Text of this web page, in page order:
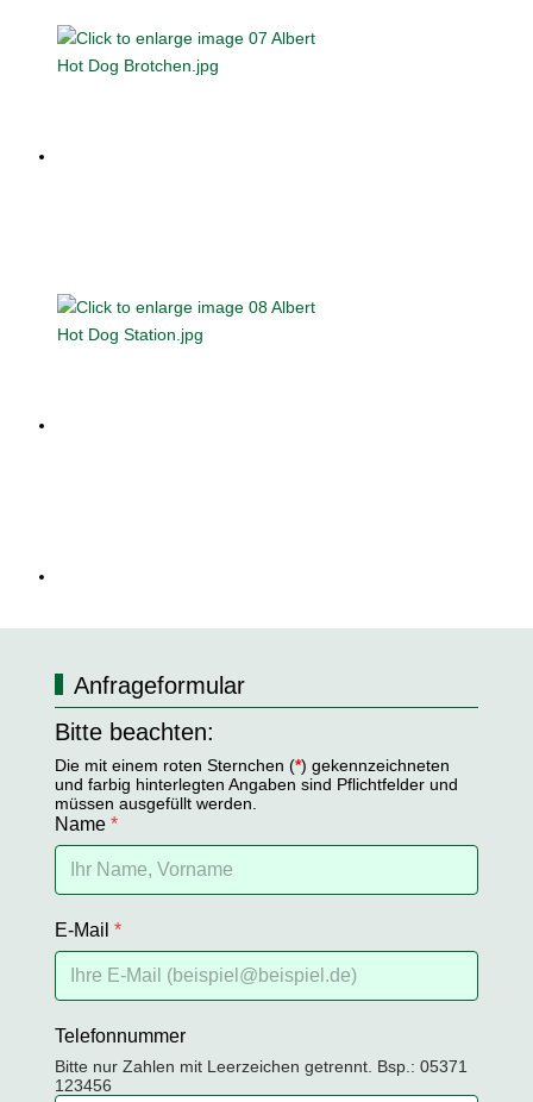
Anfrageformular
Bitte beachten:
Die mit einem roten Sternchen (*) gekennzeichneten
und farbig hinterlegten Angaben sind Pflichtfelder und
müssen ausgefüllt werden.
Name*
E-Mail*
Telefonnummer
Bitte nur Zahlen mit Leerzeichen getrennt. Bsp.: 05371
123456